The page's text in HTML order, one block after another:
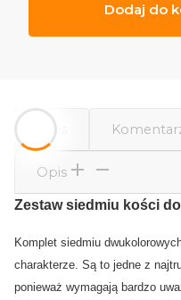
Dodaj do
Opis
Opis
Zestaw siedmiu kości
Komplet siedmiu
charakterze. Są to jedne z
ponieważ wymagają bardzo